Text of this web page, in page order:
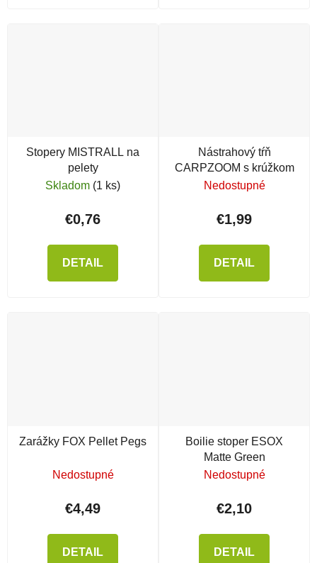
Stopery MISTRALL na
pelety
Skladom (1 ks)
€0,76
DETAIL
Nástrahový tŕň
CARPZOOM s krúžkom
Nedostupné
€1,99
DETAIL
Zarážky FOX Pellet Pegs
Nedostupné
€4,49
DETAIL
Boilie stoper ESOX
Matte Green
Nedostupné
€2,10
DETAIL